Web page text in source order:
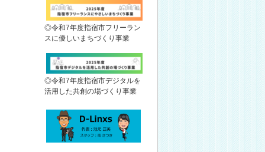
◎令和7年度指宿市フリーラン
スに優しいまちづくり事業
◎令和7年度指宿市デジタルを
活用した共創の場づくり事業